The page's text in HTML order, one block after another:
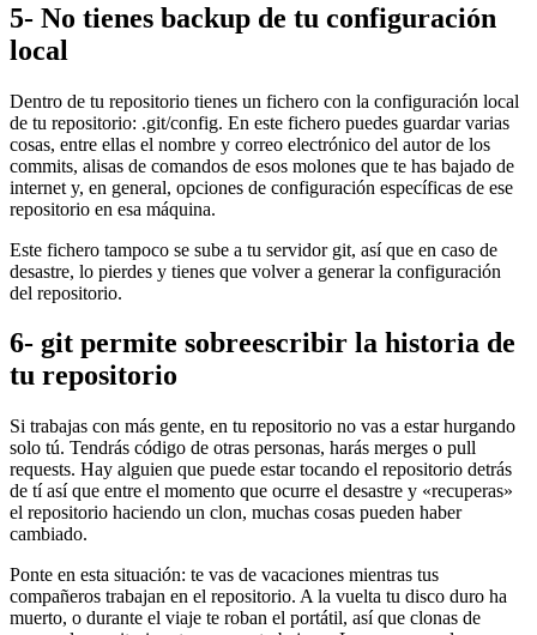
5- No tienes backup de tu configuración
local
Dentro de tu repositorio tienes un fichero con la configuración local
de tu repositorio: .git/config. En este fichero puedes guardar varias
cosas, entre ellas el nombre y correo electrónico del autor de los
commits, alisas de comandos de esos molones que te has bajado de
internet y, en general, opciones de configuración específicas de ese
repositorio en esa máquina.
Este fichero tampoco se sube a tu servidor git, así que en caso de
desastre, lo pierdes y tienes que volver a generar la configuración
del repositorio.
6- git permite sobreescribir la historia de
tu repositorio
Si trabajas con más gente, en tu repositorio no vas a estar hurgando
solo tú. Tendrás código de otras personas, harás merges o pull
requests. Hay alguien que puede estar tocando el repositorio detrás
de tí así que entre el momento que ocurre el desastre y «recuperas»
el repositorio haciendo un clon, muchas cosas pueden haber
cambiado.
Ponte en esta situación: te vas de vacaciones mientras tus
compañeros trabajan en el repositorio. A la vuelta tu disco duro ha
muerto, o durante el viaje te roban el portátil, así que clonas de